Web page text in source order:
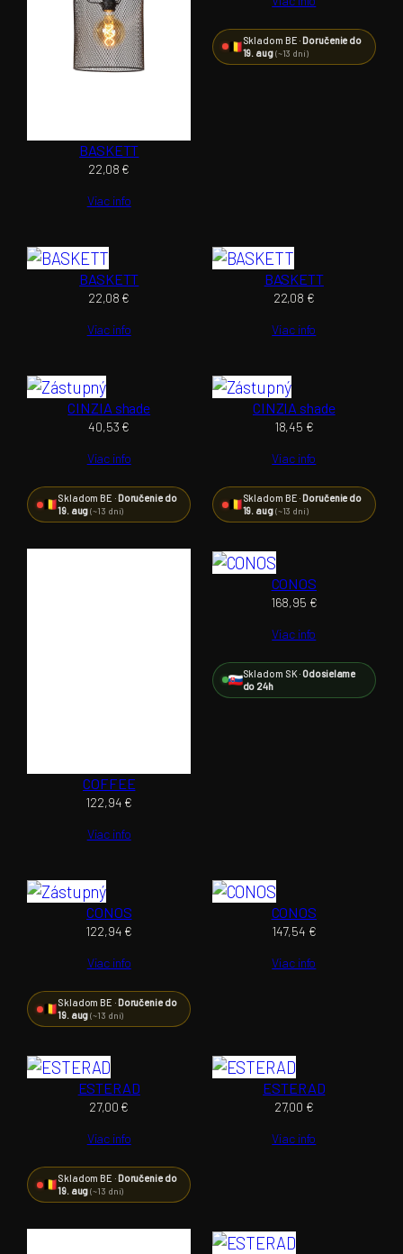
BASKETT
22,08 €
Viac info
Skladom BE ·Doručenie do
19. aug(~13 dní)
BASKETT
22,08 €
Viac info
BASKETT
22,08 €
Viac info
CINZIA shade
40,53 €
Viac info
Skladom BE ·Doručenie do
19. aug(~13 dní)
CINZIA shade
18,45 €
Viac info
Skladom BE ·Doručenie do
19. aug(~13 dní)
COFFEE
122,94 €
Viac info
CONOS
168,95 €
Viac info
Skladom SK ·Odosielame
do 24h
CONOS
122,94 €
Viac info
Skladom BE · Doručenie do
19. aug(~13 dní)
CONOS
147,54 €
Viac info
ESTERAD
27,00 €
Viac info
Skladom BE · Doručenie do
19. aug(~13 dní)
ESTERAD
27,00 €
Viac info